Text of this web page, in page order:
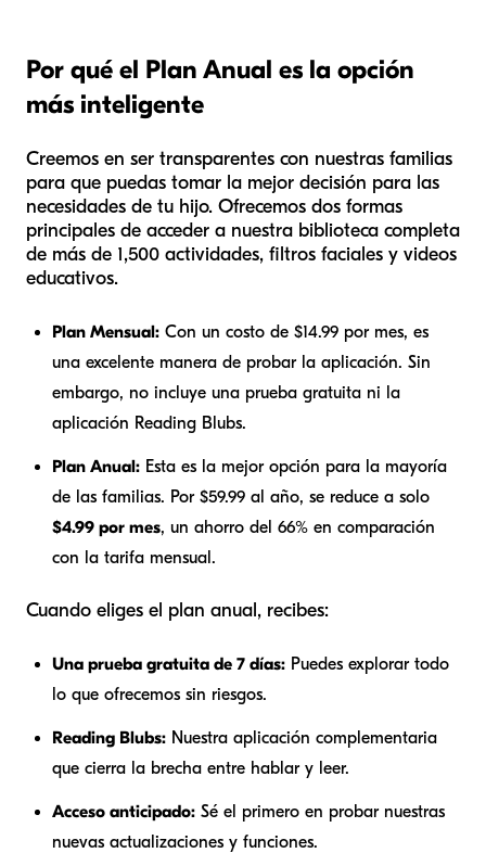
Por qué el Plan Anual es la opción
más inteligente
Creemos en ser transparentes con nuestras familias
para que puedas tomar la mejor decisión para las
necesidades de tu hijo. Ofrecemos dos formas
principales de acceder a nuestra biblioteca completa
de más de 1,500 actividades, filtros faciales y videos
educativos.
Plan Mensual: Con un costo de $14.99 por mes, es
una excelente manera de probar la aplicación. Sin
embargo, no incluye una prueba gratuita ni la
aplicación Reading Blubs.
Plan Anual: Esta es la mejor opción para la mayoría
de las familias. Por $59.99 al año, se reduce a solo
$4.99 por mes, un ahorro del 66% en comparación
con la tarifa mensual.
Cuando eliges el plan anual, recibes:
Una prueba gratuita de 7 días: Puedes explorar todo
lo que ofrecemos sin riesgos.
Reading Blubs: Nuestra aplicación complementaria
que cierra la brecha entre hablar y leer.
Acceso anticipado: Sé el primero en probar nuestras
nuevas actualizaciones y funciones.